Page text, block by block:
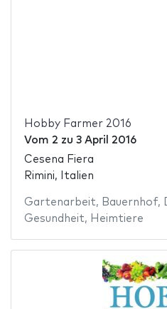
Hobby Farmer 2016
Vom 2 zu 3 April 2016
Cesena Fiera
Rimini, Italien
Gartenarbeit, Bauernhof,
Gesundheit, Heimtiere